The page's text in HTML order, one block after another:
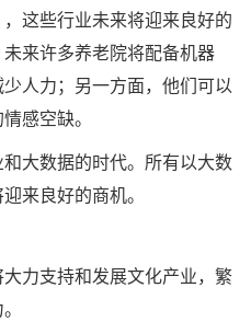
这些行业未来将迎来良好的
来许多养老院将配备机器
人力；另一方面，他们可以
感空缺。
大数据的时代。所有以大数
来良好的商机。
力支持和发展文化产业，繁